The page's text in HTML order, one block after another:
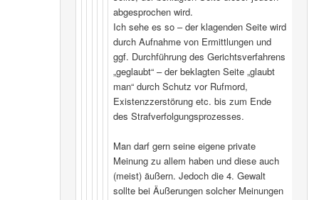
abgesprochen wird.
Ich sehe es so – der klagenden Seite wird
durch Aufnahme von Ermittlungen und
ggf. Durchführung des Gerichtsverfahrens
„geglaubt“ – der beklagten Seite „glaubt
man“ durch Schutz vor Rufmord,
Existenzzerstörung etc. bis zum Ende
des Strafverfolgungsprozesses.
Man darf gern seine eigene private
Meinung zu allem haben und diese auch
(meist) äußern. Jedoch die 4. Gewalt
sollte bei Äußerungen solcher Meinungen